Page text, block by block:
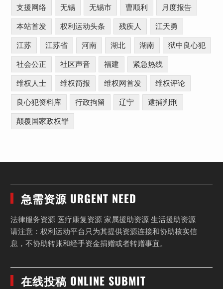
支援网络 无锡 无锡市 曹顺利 月度报告
本站首发 权利运动头条 残疾人 江天勇
江苏 江苏省 河南 湖北 湖南 狱中良心犯
社会公正 社区声音 福建 紧急热线
维权人士 维权简报 维权网首发 维权评论
良心犯资料库 行政拘留 辽宁 逮捕判刑
颠覆国家政权罪
急需资源 URGENT NEED
法律服务资源 医疗康复资源 家属援助资源 生活援助资源
请注意：权利运动平台只为其提供资源连接和协助核实信
息，不协助转账和经手资金捐赠或者转赠事宜。
在线投稿 ONLINE SUBMIT